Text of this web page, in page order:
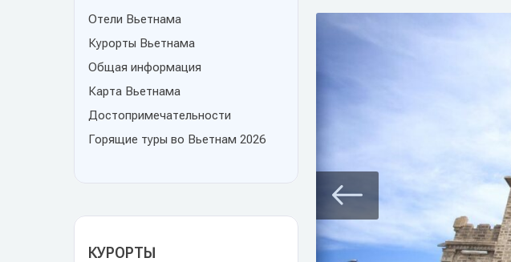
Отели Вьетнама
Курорты Вьетнама
Общая информация
Карта Вьетнама
Достопримечательности
Горящие туры во Вьетнам 2026
КУРОРТЫ